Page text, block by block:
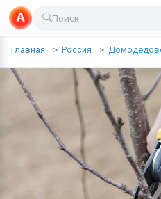
Поиск
Главная Россия
Доставка еды
Недвижимость
Услуги
Личные вещи
Одежда и обувь